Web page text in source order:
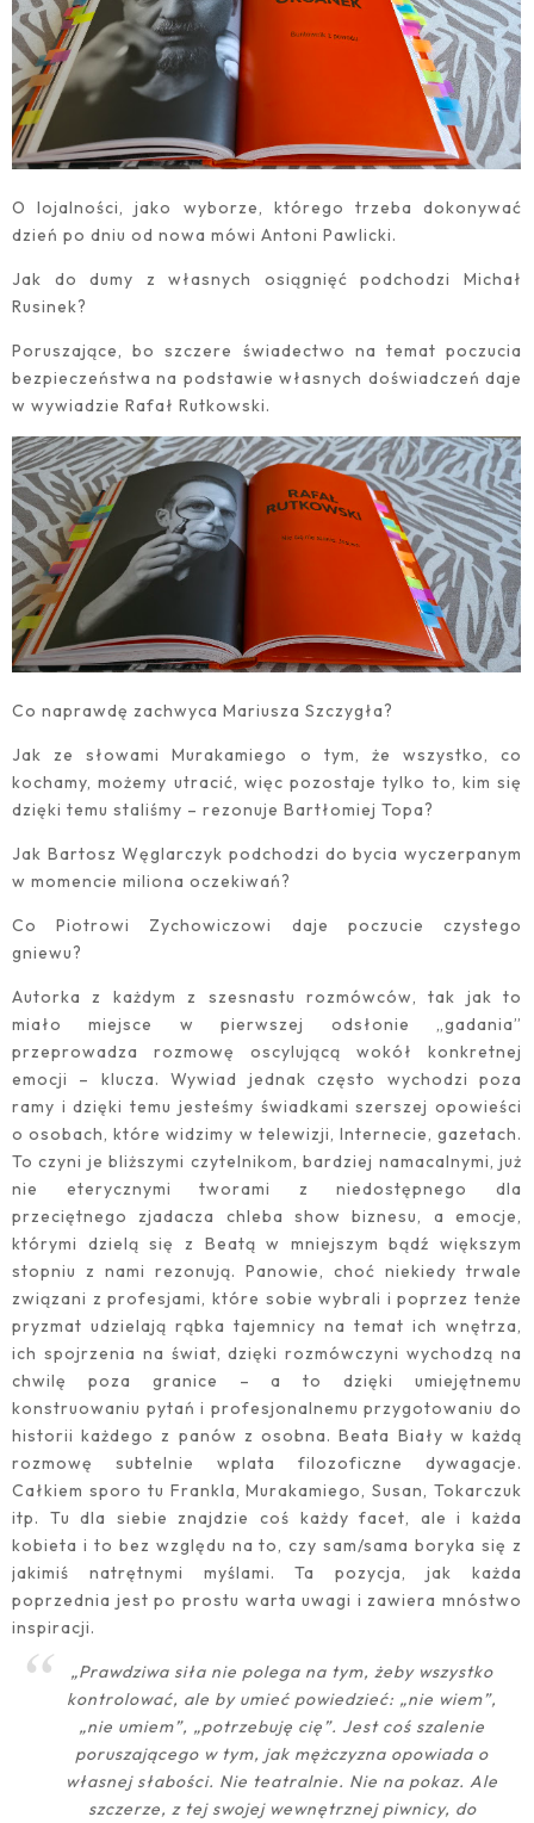
O lojalności, jako wyborze, którego trzeba dokonywać
dzień po dniu od nowa mówi Antoni Pawlicki.
Jak do dumy z własnych osiągnięć podchodzi Michał
Rusinek?
Poruszające, bo szczere świadectwo na temat poczucia
bezpieczeństwa na podstawie własnych doświadczeń daje
w wywiadzie Rafał Rutkowski.
Co naprawdę zachwyca Mariusza Szczygła?
Jak ze słowami Murakamiego o tym, że wszystko, co
kochamy, możemy utracić, więc pozostaje tylko to, kim się
dzięki temu staliśmy – rezonuje Bartłomiej Topa?
Jak Bartosz Węglarczyk podchodzi do bycia wyczerpanym
w momencie miliona oczekiwań?
Co Piotrowi Zychowiczowi daje poczucie czystego
gniewu?
Autorka z każdym z szesnastu rozmówców, tak jak to
miało miejsce w pierwszej odsłonie „gadania”
przeprowadza rozmowę oscylującą wokół konkretnej
emocji – klucza. Wywiad jednak często wychodzi poza
ramy i dzięki temu jesteśmy świadkami szerszej opowieści
o osobach, które widzimy w telewizji, Internecie, gazetach.
To czyni je bliższymi czytelnikom, bardziej namacalnymi, już
nie eterycznymi tworami z niedostępnego dla
przeciętnego zjadacza chleba show biznesu, a emocje,
którymi dzielą się z Beatą w mniejszym bądź większym
stopniu z nami rezonują. Panowie, choć niekiedy trwale
związani z profesjami, które sobie wybrali i poprzez tenże
pryzmat udzielają rąbka tajemnicy na temat ich wnętrza,
ich spojrzenia na świat, dzięki rozmówczyni wychodzą na
chwilę poza granice – a to dzięki umiejętnemu
konstruowaniu pytań i profesjonalnemu przygotowaniu do
historii każdego z panów z osobna. Beata Biały w każdą
rozmowę subtelnie wplata filozoficzne dywagacje.
Całkiem sporo tu Frankla, Murakamiego, Susan, Tokarczuk
itp. Tu dla siebie znajdzie coś każdy facet, ale i każda
kobieta i to bez względu na to, czy sam/sama boryka się z
jakimiś natrętnymi myślami. Ta pozycja, jak każda
poprzednia jest po prostu warta uwagi i zawiera mnóstwo
inspiracji.
„Prawdziwa siła nie polega na tym, żeby wszystko
kontrolować, ale by umieć powiedzieć: „nie wiem”,
„nie umiem”, „potrzebuję cię”. Jest coś szalenie
poruszającego w tym, jak mężczyzna opowiada o
własnej słabości. Nie teatralnie. Nie na pokaz. Ale
szczerze, z tej swojej wewnętrznej piwnicy, do